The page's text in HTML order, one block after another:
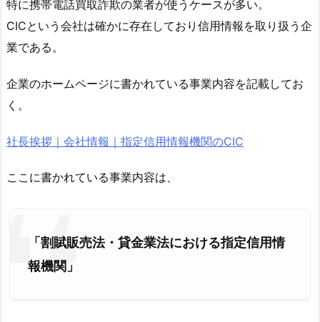
特に携帯電話買取詐欺の業者が使うケースが多い。
CICという会社は確かに存在しており信用情報を取り扱う企
業である。
企業のホームページに書かれている事業内容を記載してお
く。
社長挨拶｜会社情報｜指定信用情報機関のCIC
ここに書かれている事業内容は、
「割賦販売法・貸金業法における指定信用情
報機関」